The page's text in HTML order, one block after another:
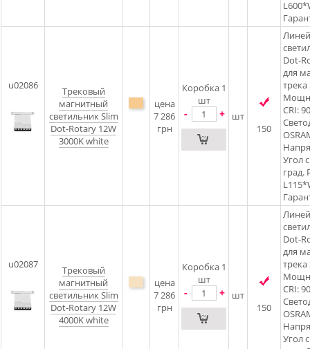
u02086
Трековый
магнитный
светильник Slim
Dot-Rotary 12W
3000K white
цена
7 286
грн
Коробка 1
шт
- +
шт
150
Dot-
для
трека
CRI:
Угол
град.
u02087
Трековый
магнитный
светильник Slim
Dot-Rotary 12W
4000K white
цена
7 286
грн
Коробка 1
шт
- +
шт
150
Dot-
для
трека
CRI:
Угол